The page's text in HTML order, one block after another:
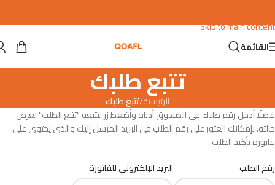
Skip to main content
القائمة
تتبع طلبك
الرئيسية/تتبع طلبك
فضلًا أدخل رقم طلبك في الصندوق أدناه وأضغط زر لتتبعه "تتبع الطلب" لعرض
حالته. بإمكانك العثور على رقم الطلب في البريد المرسل إليك والذي يحتوي على
فاتورة تأكيد الطلب.
رقم الطلب
البريد الإلكتروني للفاتورة